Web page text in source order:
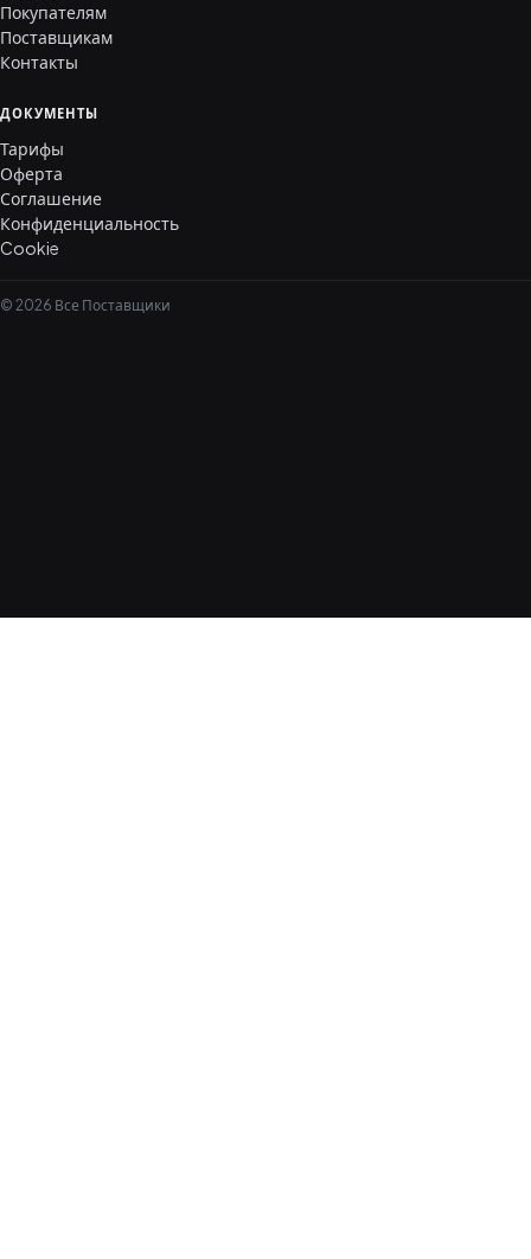
Покупателям
Поставщикам
Контакты
ДОКУМЕНТЫ
Тарифы
Оферта
Соглашение
Конфиденциальность
Cookie
© 2026 Все Поставщики